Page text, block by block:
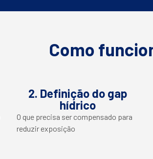
Como
2. Definição do gap
hídrico
O que precisa ser compensado para
reduzir exposição